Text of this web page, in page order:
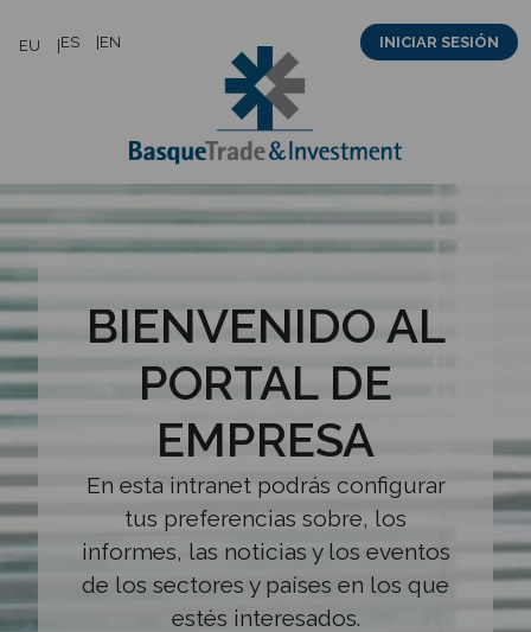
EU ES EN INICIAR SESIÓN
BIENVENIDO AL
PORTAL DE
EMPRESA
En esta intranet podrás configurar
tus preferencias sobre, los
informes, las noticias y los eventos
de los sectores y países en los que
estés interesados.